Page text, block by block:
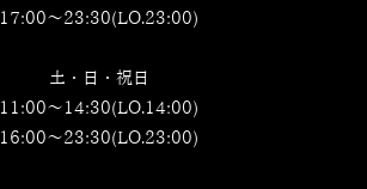
17:00～23:30(LO.23:00)
土・日・祝日
11:00～14:30(LO.14:00)
16:00～23:30(LO.23:00)